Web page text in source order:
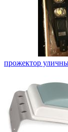
прожектор